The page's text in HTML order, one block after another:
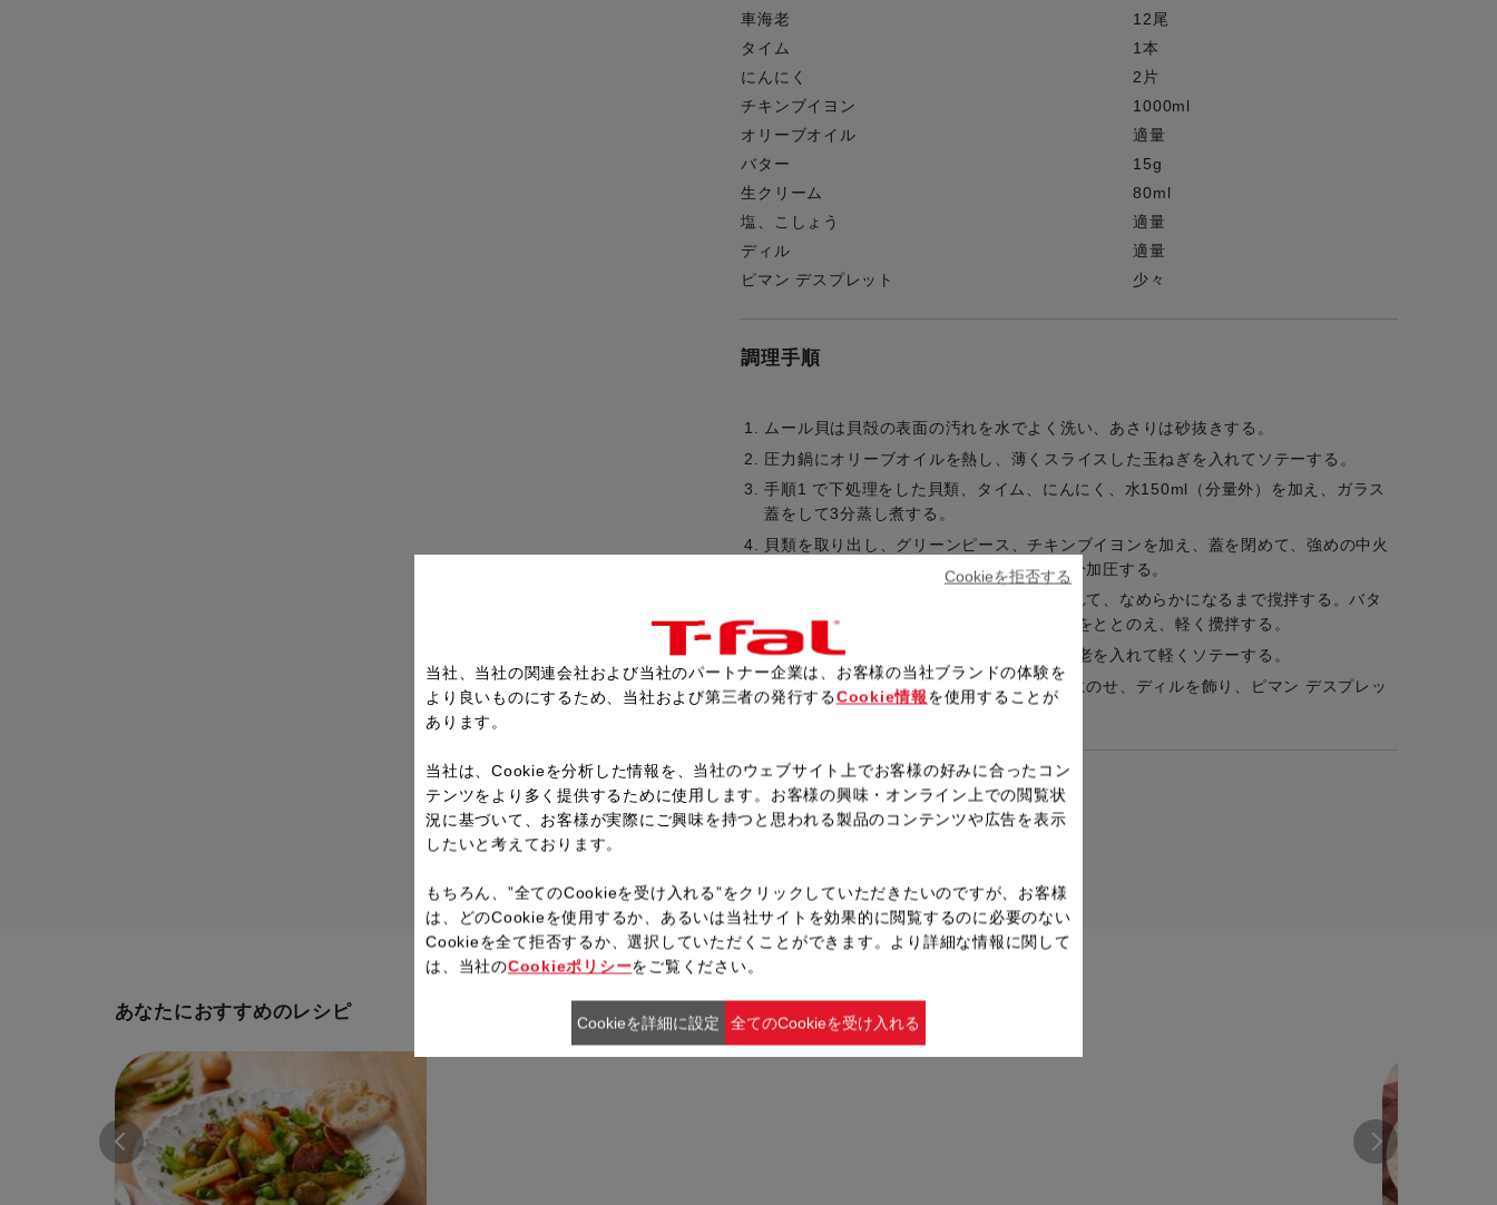
車海老
12尾
タイム
1本
にんにく
2片
チキンブイヨン
1000ml
オリーブオイル
適量
バター
15g
生クリーム
80ml
塩、こしょう
適量
ディル
適量
ピマン デスプレット
少々
調理手順
ムール貝は貝殻の表面の汚れを水でよく洗い、あさりは砂抜きする。
圧力鍋にオリーブオイルを熱し、薄くスライスした玉ねぎを入れてソテーする。
手順1 で下処理をした貝類、タイム、にんにく、水150ml（分量外）を加え、ガラス
蓋をして3分蒸し煮する。
貝類を取り出し、グリーンピース、チキンブイヨンを加え、蓋を閉めて、強めの中火
で加熱し、蒸気が上がったら弱火にして8分加圧する。
圧力が下がったら、手順4をミキサーに入れて、なめらかになるまで撹拌する。バタ
ー、生クリームを加え、塩、こしょうで味をととのえ、軽く攪拌する。
フライパンにオリーブオイルを熱し、車海老を入れて軽くソテーする。
器に手順5を盛り付け、貝類と車海老を上にのせ、ディルを飾り、ピマン デスプレッ
トをふりかける。
レシピ一覧へ戻る
あなたにおすすめのレシピ
当社、当社の関連会社および当社のパートナー企業は、お客様の当社ブランドの体験を
より良いものにするため、当社および第三者の発行するCookie情報 を使用することが
あります。
当社は、Cookieを分析した情報を、当社のウェブサイト上でお客様の好みに合ったコン
テンツをより多く提供するために使用します。お客様の興味・オンライン上での閲覧状
況に基づいて、お客様が実際にご興味を持つと思われる製品のコンテンツや広告を表示
したいと考えております。
もちろん、”全てのCookieを受け入れる”をクリックしていただきたいのですが、お客様
は、どのCookieを使用するか、あるいは当社サイトを効果的に閲覧するのに必要のない
Cookieを全て拒否するか、選択していただくことができます。より詳細な情報に関して
は、当社のCookieポリシーをご覧ください。
Cookieを拒否する
Cookieを詳細に設定 全てのCookieを受け入れる